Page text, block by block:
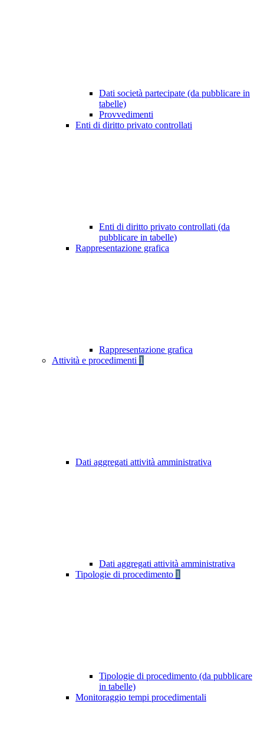
Dati società partecipate (da pubblicare in
tabelle)
Provvedimenti
Enti di diritto privato controllati
Enti di diritto privato controllati (da
pubblicare in tabelle)
Rappresentazione grafica
Rappresentazione grafica
Attività e procedimenti 1
Dati aggregati attività amministrativa
Dati aggregati attività amministrativa
Tipologie di procedimento 1
Tipologie di procedimento (da pubblicare
in tabelle)
Monitoraggio tempi procedimentali